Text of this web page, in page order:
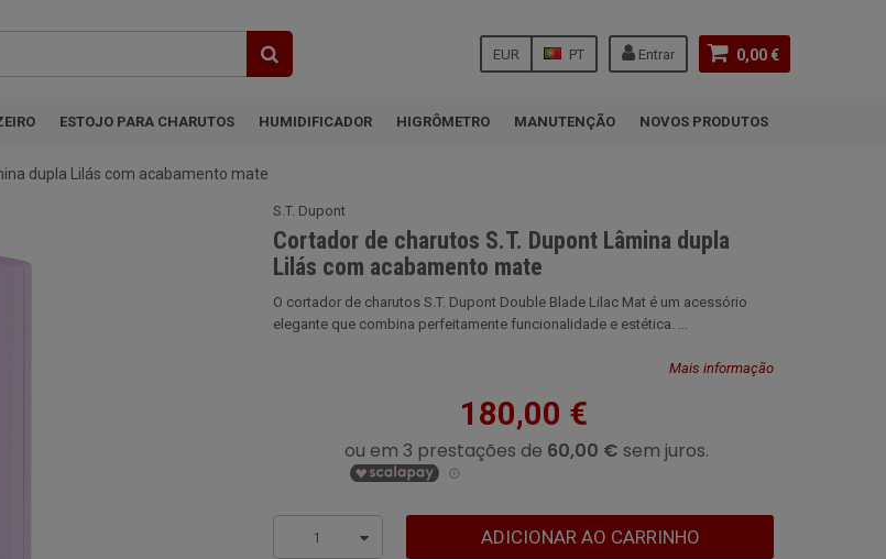
0,00 €
Entrar
PT
EUR
ESTOJO PARA CHARUTOS HUMIDIFICADOR HIGRÔMETRO MANUTENÇÃO NOVOS PRODUTOS
dupla Lilás com acabamento mate
S.T. Dupont
Cortador de charutos S.T. Dupont Lâmina dupla
Lilás com acabamento mate
O cortador de charutos S.T. Dupont Double Blade Lilac Mat é um acessório
elegante que combina perfeitamente funcionalidade e estética. ...
Mais informação
180,00 €
1 ADICIONAR AO CARRINHO